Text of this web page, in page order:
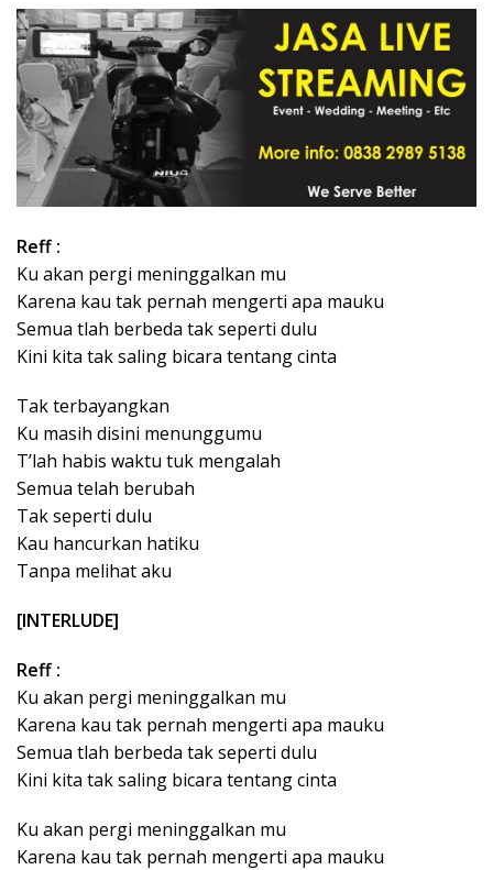
Reff :
Ku akan pergi meninggalkan mu
Karena kau tak pernah mengerti apa mauku
Semua tlah berbeda tak seperti dulu
Kini kita tak saling bicara tentang cinta
Tak terbayangkan
Ku masih disini menunggumu
T’lah habis waktu tuk mengalah
Semua telah berubah
Tak seperti dulu
Kau hancurkan hatiku
Tanpa melihat aku
[INTERLUDE]
Reff :
Ku akan pergi meninggalkan mu
Karena kau tak pernah mengerti apa mauku
Semua tlah berbeda tak seperti dulu
Kini kita tak saling bicara tentang cinta
Ku akan pergi meninggalkan mu
Karena kau tak pernah mengerti apa mauku